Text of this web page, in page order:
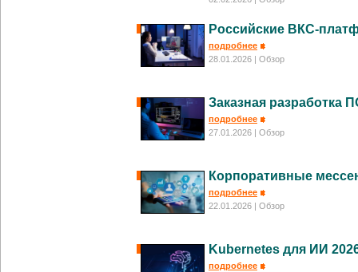
Российские ВКС-
подробнее
28.01.2026
| Обзор
Заказная разработка
подробнее
27.01.2026
| Обзор
Корпоративные
подробнее
22.01.2026
| Обзор
Kubernetes для ИИ
подробнее